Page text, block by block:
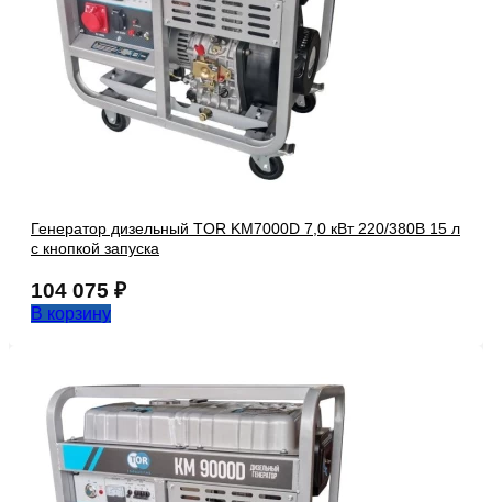
Генератор дизельный TOR KM7000D 7,0 кВт 220/380В 15 л
с кнопкой запуска
104 075 ₽
В корзину